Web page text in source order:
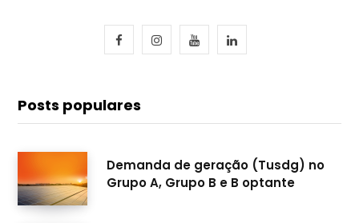
c
e
o
I
t
g
Y
T
b
L
k
e
d
Posts populares
Demanda de geração (Tusdg) no
Grupo A, Grupo B e B optante